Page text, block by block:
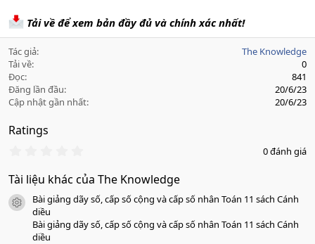
Tải về để xem bản đầy đủ và chính xác nhất!
Tác giả
The Knowledge
Tải về
0
Đọc
841
Đăng lần đầu
20/6/23
Cập nhật gần nhất
20/6/23
Ratings
0
0
a
0 đánh giá
Tài liệu khác của The Knowledge
icon tài liệu
Bài giảng dãy số, cấp số cộng và cấp số nhân Toán 11 sách Cánh
diều
Bài giảng dãy số, cấp số cộng và cấp số nhân Toán 11 sách Cánh
diều